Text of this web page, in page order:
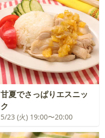
甘夏でさっぱりエスニッ
ク
5/23 (火) 19:00〜20:00